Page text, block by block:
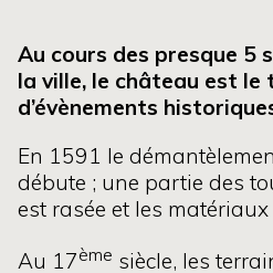
Au cours des presque 5
la ville, le château est le
d’évènements
En 1591 le
débute ; une partie des
est rasée et les
Au 17ème siècle, les